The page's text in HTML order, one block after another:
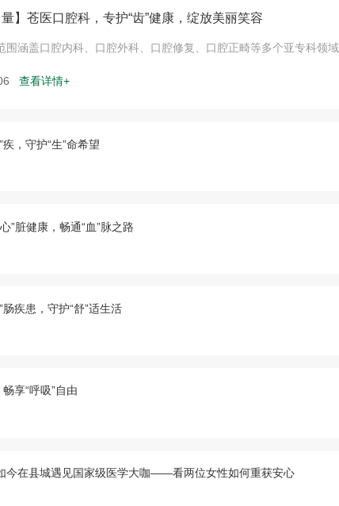
量】苍医口腔科，专护“齿”健康，绽放美丽笑容
围涵盖口腔内科、口腔外科、口腔修复、口腔正畸等多个亚专科领域
查看详情+
，守护“生”命希望
”脏健康，畅通“血”脉之路
肠疾患，守护“舒”适生活
享“呼吸”自由
今在县城遇见国家级医学大咖——看两位女性如何重获安心